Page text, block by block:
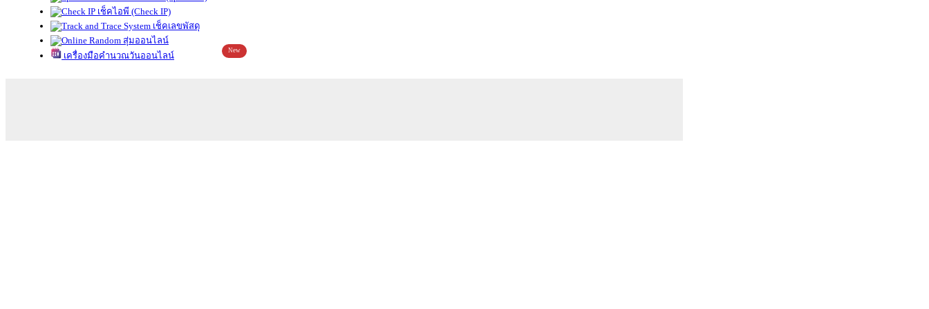
เช็คไอพี (Check IP)
เช็คเลขพัสดุ
สุ่มออนไลน์
เครื่องมือคำนวณวันออนไลน์
New